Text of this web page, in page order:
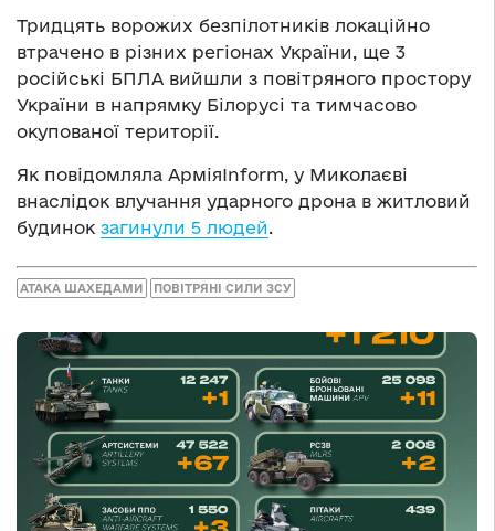
Тридцять ворожих безпілотників локаційно
втрачено в різних регіонах України, ще 3
російські БПЛА вийшли з повітряного простору
України в напрямку Білорусі та тимчасово
окупованої території.
Як повідомляла АрміяInform, у Миколаєві
внаслідок влучання ударного дрона в житловий
будинок загинули 5 людей.
АТАКА ШАХЕДАМИ ПОВІТРЯНІ СИЛИ ЗСУ